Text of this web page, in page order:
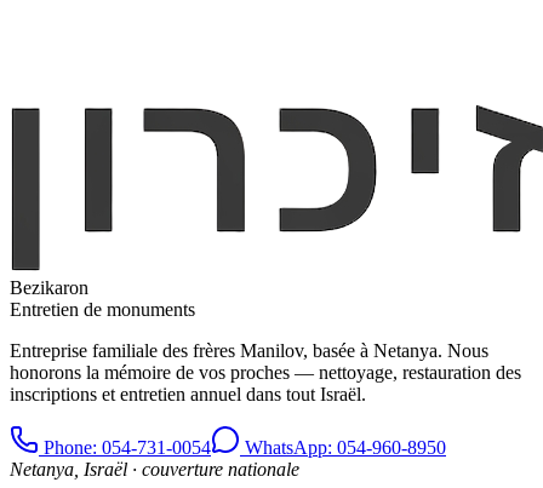
Bezikaron
Entretien de monuments
Entreprise familiale des frères Manilov, basée à Netanya. Nous
honorons la mémoire de vos proches — nettoyage, restauration des
inscriptions et entretien annuel dans tout Israël.
Phone: 054-731-0054
WhatsApp: 054-960-8950
Netanya, Israël · couverture nationale